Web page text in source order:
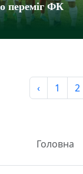
переміг ФК
‹ 1 2
Головна